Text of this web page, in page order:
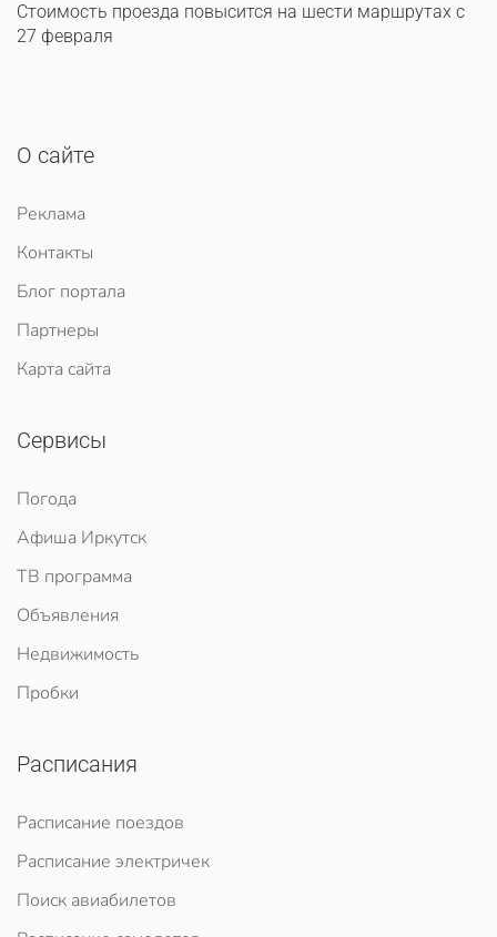
Стоимость проезда повысится на шести маршрутах с
27 февраля
О сайте
Реклама
Контакты
Блог портала
Партнеры
Карта сайта
Сервисы
Погода
Афиша Иркутск
ТВ программа
Объявления
Недвижимость
Пробки
Расписания
Расписание поездов
Расписание электричек
Поиск авиабилетов